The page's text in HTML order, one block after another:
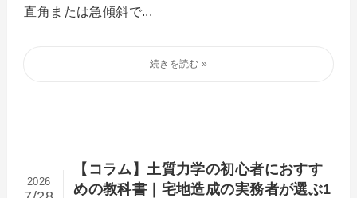
直角または急傾斜で...
【コラム】土質力学の初心者におすす
めの教科書｜宅地造成の実務者が選ぶ1
2026